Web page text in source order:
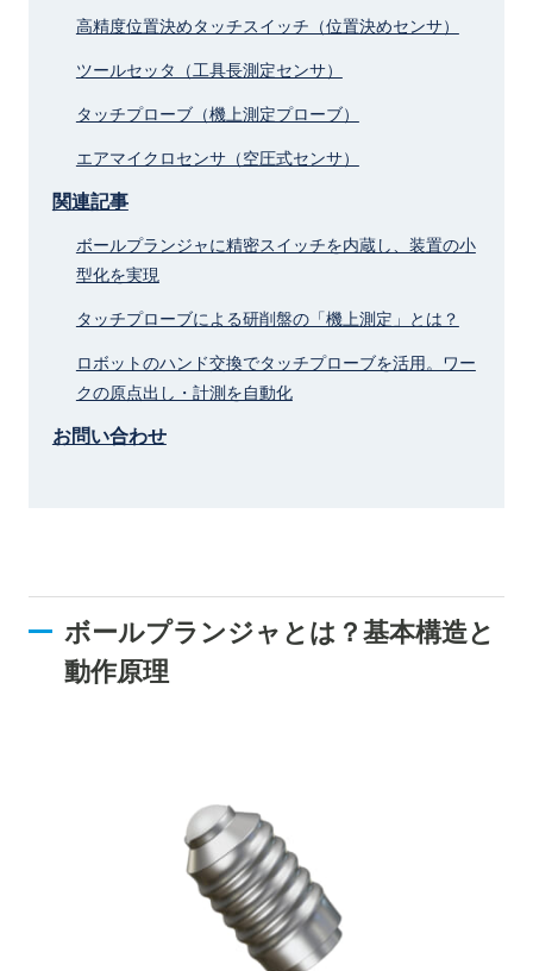
高精度位置決めタッチスイッチ（位置決めセンサ）
ツールセッタ（工具長測定センサ）
タッチプローブ（機上測定プローブ）
エアマイクロセンサ（空圧式センサ）
関連記事
ボールプランジャに精密スイッチを内蔵し、装置の小
型化を実現
タッチプローブによる研削盤の「機上測定」とは？
ロボットのハンド交換でタッチプローブを活用。ワー
クの原点出し・計測を自動化
お問い合わせ
ボールプランジャとは？基本構造と
動作原理